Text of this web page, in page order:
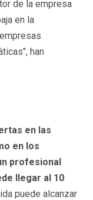
de la empresa
en la
han
en las
en los
profesional
llegar al 10
puede alcanzar